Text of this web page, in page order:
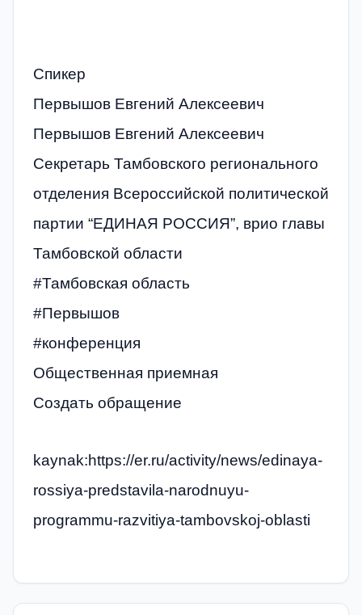
Спикер
Первышов Евгений Алексеевич
Первышов Евгений Алексеевич
Секретарь Тамбовского регионального
отделения Всероссийской политической
партии “ЕДИНАЯ РОССИЯ”, врио главы
Тамбовской области
#Тамбовская область
#Первышов
#конференция
Общественная приемная
Создать обращение
kaynak:https://er.ru/activity/news/edinaya-
rossiya-predstavila-narodnuyu-
programmu-razvitiya-tambovskoj-oblasti